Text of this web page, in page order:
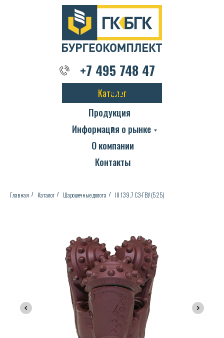
Каталог
Продукция
О компании
Контакты
+7 495 748 47
02
Информация о рынке
+7 495 748 47 02
Главная / Каталог / Шарошечные долота / III 139,7 СЗ-ГВУ (525)